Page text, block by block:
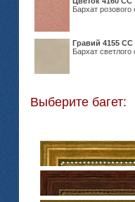
Бархат розового
Гравий 4155 СС
Бархат светлого
Выберите багет: